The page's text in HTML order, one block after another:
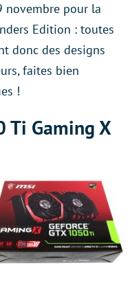
novembre pour la
Edition : toutes
donc des designs
faites bien
!
Ti Gaming X